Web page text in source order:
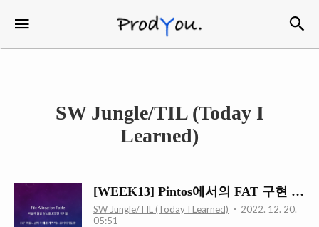
ProdYou
SW Jungle/TIL (Today I
Learned)
[WEEK13] Pintos에서의 FAT 구현
SW Jungle/TIL (Today I Learned)
2022. 12. 20.
05:51